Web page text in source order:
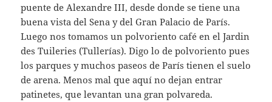
puente de Alexandre III, desde donde se tiene una
buena vista del Sena y del Gran Palacio de París.
Luego nos tomamos un polvoriento café en el Jardin
des Tuileries (Tullerías). Digo lo de polvoriento pues
los parques y muchos paseos de París tienen el suelo
de arena. Menos mal que aquí no dejan entrar
patinetes, que levantan una gran polvareda.